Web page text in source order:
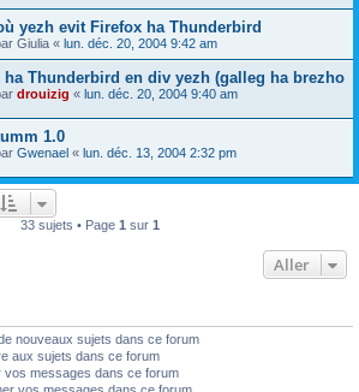
yezh evit Firefox ha Thunderbird
Giulia « lun. déc. 20, 2004 9:42 am
ha Thunderbird en div yezh (galleg ha brezho
drouizig « lun. déc. 20, 2004 9:40 am
1.0
Gwenael « lun. déc. 13, 2004 2:32 pm
33 sujets • Page 1 sur 1
Aller
nouveaux sujets dans ce forum
aux sujets dans ce forum
vos messages dans ce forum